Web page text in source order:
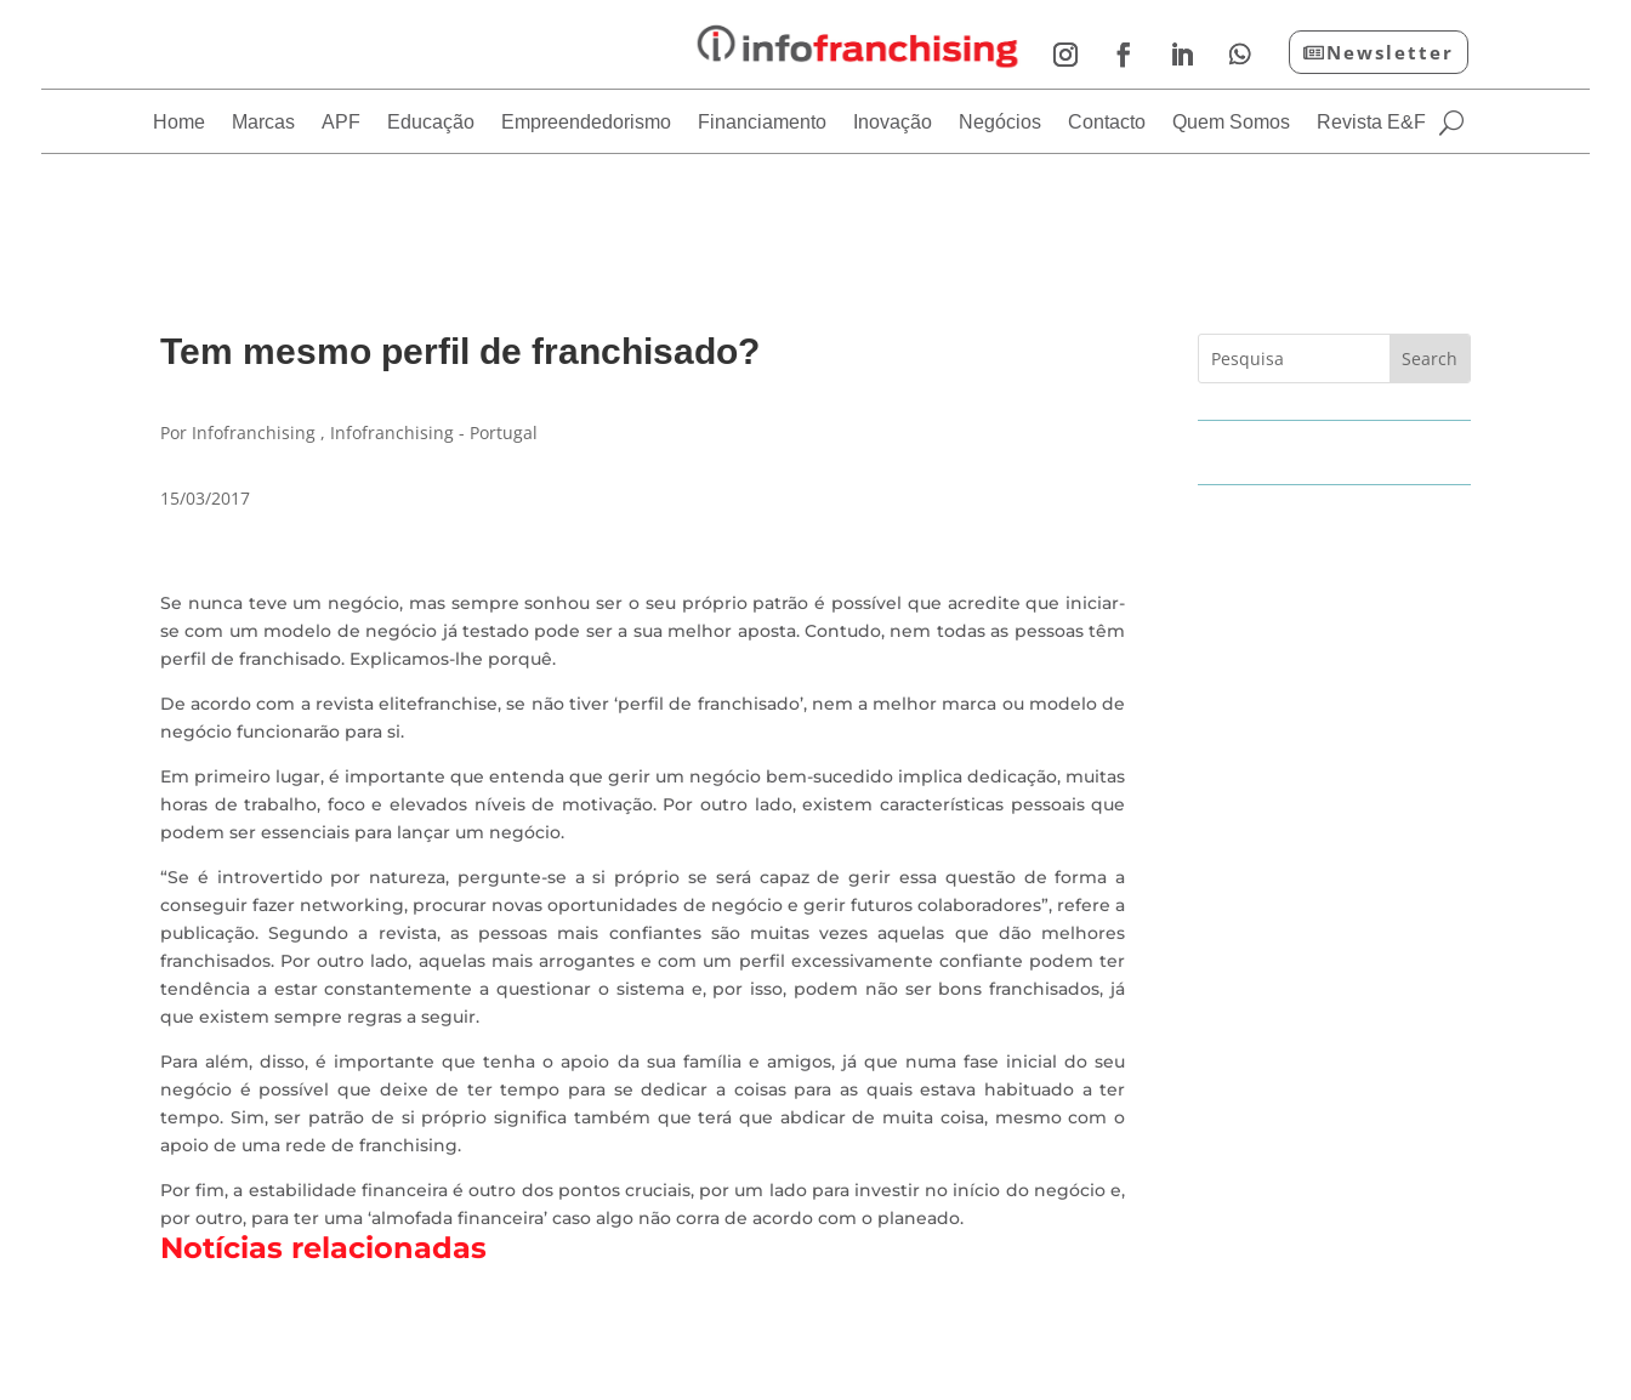
Newsletter
Home Marcas APF Educação Empreendedorismo Financiamento Inovação Negócios Contacto Quem Somos Revista E&F
Tem mesmo perfil de franchisado?
Por Infofranchising , Infofranchising - Portugal
15/03/2017
Se nunca teve um negócio, mas sempre sonhou ser o seu próprio patrão é possível que acredite que iniciar-
se com um modelo de negócio já testado pode ser a sua melhor aposta. Contudo, nem todas as pessoas têm
perfil de franchisado. Explicamos-lhe porquê.
De acordo com a revista elitefranchise, se não tiver ‘perfil de franchisado’, nem a melhor marca ou modelo de
negócio funcionarão para si.
Em primeiro lugar, é importante que entenda que gerir um negócio bem-sucedido implica dedicação, muitas
horas de trabalho, foco e elevados níveis de motivação. Por outro lado, existem características pessoais que
podem ser essenciais para lançar um negócio.
“Se é introvertido por natureza, pergunte-se a si próprio se será capaz de gerir essa questão de forma a
conseguir fazer networking, procurar novas oportunidades de negócio e gerir futuros colaboradores”, refere a
publicação. Segundo a revista, as pessoas mais confiantes são muitas vezes aquelas que dão melhores
franchisados. Por outro lado, aquelas mais arrogantes e com um perfil excessivamente confiante podem ter
tendência a estar constantemente a questionar o sistema e, por isso, podem não ser bons franchisados, já
que existem sempre regras a seguir.
Para além, disso, é importante que tenha o apoio da sua família e amigos, já que numa fase inicial do seu
negócio é possível que deixe de ter tempo para se dedicar a coisas para as quais estava habituado a ter
tempo. Sim, ser patrão de si próprio significa também que terá que abdicar de muita coisa, mesmo com o
apoio de uma rede de franchising.
Por fim, a estabilidade financeira é outro dos pontos cruciais, por um lado para investir no início do negócio e,
por outro, para ter uma ‘almofada financeira’ caso algo não corra de acordo com o planeado.
Notícias relacionadas